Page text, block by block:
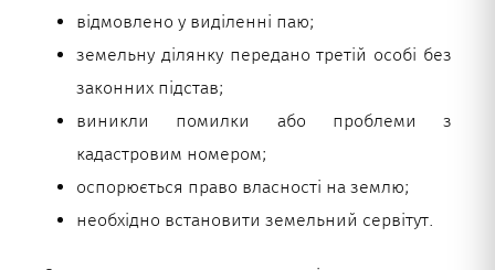
відмовлено у виділенні паю;
земельну ділянку передано третій особі без
законних підстав;
виникли помилки або проблеми з
кадастровим номером;
оспорюється право власності на землю;
необхідно встановити земельний сервітут.